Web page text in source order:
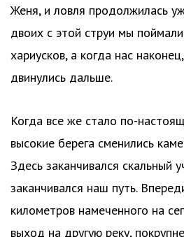
Женя, и ловля продолжилась
двоих с этой струи мы
хариусков, а когда нас
двинулись дальше.
Когда все же стало по-
высокие берега сменились
Здесь заканчивался скальный
заканчивался наш путь.
километров намеченного на
выход на другую реку,